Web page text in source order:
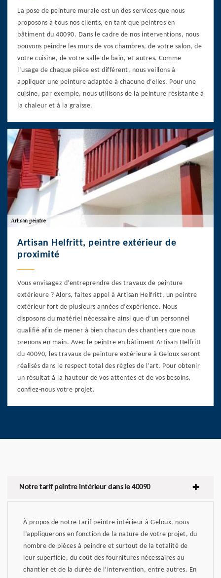
La pose de peinture murale est un des services que nous
proposons à tous nos clients, en tant que peintres en
bâtiment du 40090. Dans le cadre de nos interventions, nous
pouvons peindre les murs de vos chambres, de votre salon, de
votre cuisine, de votre salle de bain, et autres. Comme
l’usage de chaque pièce est différent, nous veillons à
appliquer une peinture adaptée à chacune d’elles. Pour une
cuisine, par exemple, nous utilisons de la peinture résistante à
la chaleur et à la graisse.
Artisan Helfritt, peintre extérieur de
proximité
Vous envisagez d’entreprendre des travaux de peinture
extérieure ? Alors, faites appel à Artisan Helfritt, un peintre
extérieur fort de plusieurs années d’expérience. Nous
disposons du matériel nécessaire ainsi que d’un personnel
qualifié afin de mener à bien chacun des chantiers que nous
prenons en main. Avec le peintre en bâtiment Artisan Helfritt
du 40090, les travaux de peinture extérieure à Geloux seront
réalisés dans le respect total des règles de l’art. Pour obtenir
un résultat à la hauteur de vos attentes et de vos besoins,
confiez-nous votre projet.
Notre tarif peintre intérieur dans le 40090
À propos de notre tarif peintre intérieur à Geloux, nous
l’appliquerons en fonction de la nature de votre projet, du
nombre de pièces à peindre et surtout de la totalité de
leur superficie, du coût des fournitures nécessaires au
chantier et de la durée de l’intervention, entre autres. En